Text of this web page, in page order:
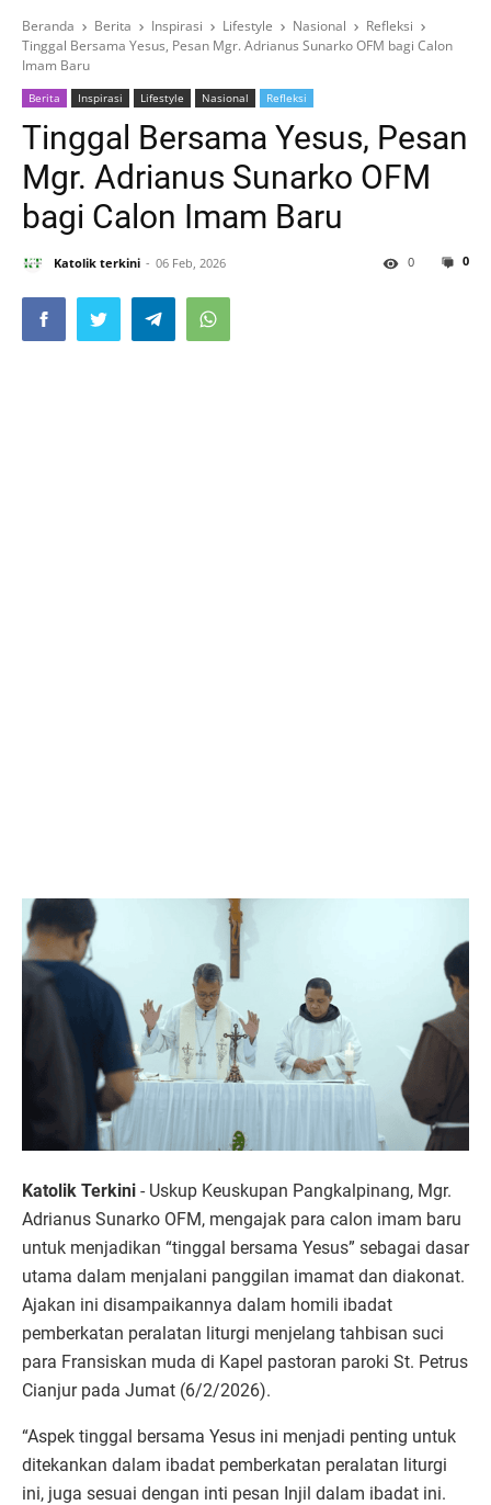
Beranda Berita Inspirasi Lifestyle Nasional
Refleksi
Tinggal Bersama Yesus, Pesan Mgr. Adrianus Sunarko OFM bagi Calon
Imam Baru
Berita Inspirasi Lifestyle Nasional Refleksi
Tinggal Bersama Yesus, Pesan
Mgr. Adrianus Sunarko OFM
bagi Calon Imam Baru
Katolik terkini 06 Feb, 2026 0
0
Katolik Terkini - Uskup Keuskupan Pangkalpinang, Mgr.
Adrianus Sunarko OFM, mengajak para calon imam baru
untuk menjadikan “tinggal bersama Yesus” sebagai dasar
utama dalam menjalani panggilan imamat dan diakonat.
Ajakan ini disampaikannya dalam homili ibadat
pemberkatan peralatan liturgi menjelang tahbisan suci
para Fransiskan muda di Kapel pastoran paroki St. Petrus
Cianjur pada Jumat (6/2/2026).
“Aspek tinggal bersama Yesus ini menjadi penting untuk
ditekankan dalam ibadat pemberkatan peralatan liturgi
ini, juga sesuai dengan inti pesan Injil dalam ibadat ini.